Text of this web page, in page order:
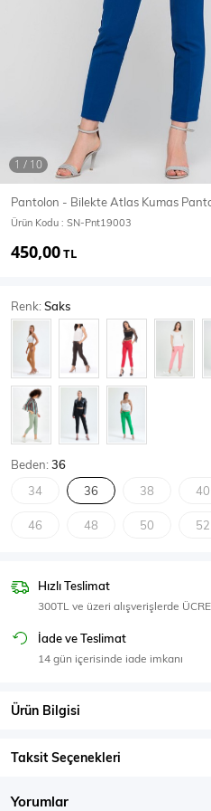
Mont & Kaban
T-SHİRT & BLUZ
T-Shirt
Body Atlet
SPOR GİYİM
Eşofman Üstü Sweatshirt
Pantolon - Bilekte Atlas Kumas
Ürün Kodu : SN-Pnt19003
450,00TL
Renk:Saks
Beden:36
34 36 38 40
46 48 50 52
Hızlı Teslimat
300TL ve üzeri alışverişlerde
İade ve Teslimat
14 gün içerisinde iade imkanı
Ürün Bilgisi
Taksit Seçenekleri
Yorumlar